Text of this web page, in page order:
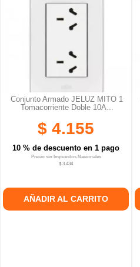
Conjunto Armado JELUZ MITO 1
Tomacorriente Doble 10A...
$ 4.155
10 % de descuento en 1 pago
Precio sin Impuestos Nacionales
$ 3.434
AÑADIR AL CARRITO